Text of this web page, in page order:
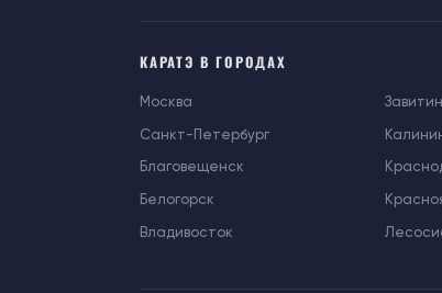
КАРАТЭ В ГОРОДАХ
Москва
Санкт-Петербург
Благовещенск
Белогорск
Владивосток